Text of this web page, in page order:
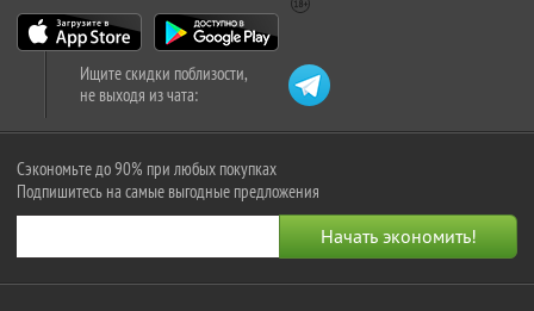
Ищите скидки поблизости,
не выходя из чата:
Сэкономьте до 90% при любых покупках
Подпишитесь на самые выгодные предложения